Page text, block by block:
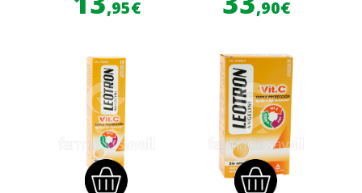
,95€ ,90€